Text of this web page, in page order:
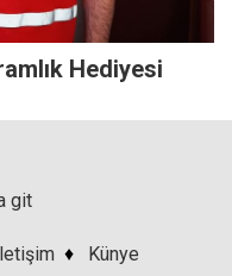
Hediyesi
git
♦ Künye